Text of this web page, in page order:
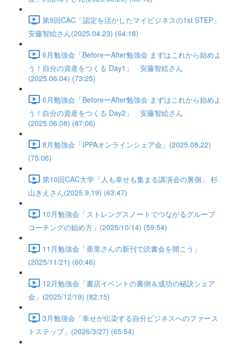
第9回CAC「認定を活かしたマイビジネスの1st STEP」
安藤智絵さん(2025.04.23) (64:18)
6月勉強会「BeforeーAfter勉強会 まずはこれから始めよ
う！自分の資産をつくる Day1」 安藤智絵さん
(2025.06.04) (73:25)
6月勉強会「BeforeーAfter勉強会 まずはこれから始めよ
う！自分の資産をつくる Day2」 安藤智絵さん
(2025.06.08) (87:06)
8月勉強会「IPPAオンラインシェア会」(2025.08.22)
(75:06)
第10回CAC大学「人も幸せも集まる講演会の裏側」 杉
山きえさん(2025.9.19) (63:47)
10月勉強会「ストレングスノートでつながるグループ
コーチングの始め方」(2025/10/14) (59:54)
11月勉強会「亜里さんの新刊で読書会を開こう」
(2025/11/21) (60:46)
12月勉強会「書店イベントの裏側＆成功の秘訣シェア
会」(2025/12/19) (82:15)
3月勉強会「幸せが伝染する自分ビジネスへのファース
トステップ」(2026/3/27) (65:54)